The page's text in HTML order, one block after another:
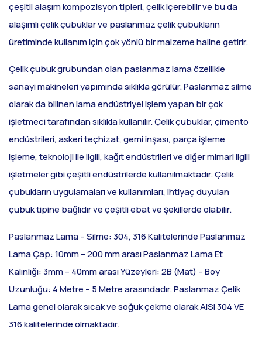
çeşitli alaşım kompozisyon tipleri, çelik içerebilir ve bu da
alaşımlı çelik çubuklar ve paslanmaz çelik çubukların
üretiminde kullanım için çok yönlü bir malzeme haline getirir.
Çelik çubuk grubundan olan paslanmaz lama özellikle
sanayi makineleri yapımında sıklıkla görülür. Paslanmaz silme
olarak da bilinen lama endüstriyel işlem yapan bir çok
işletmeci tarafından sıklıkla kullanılır. Çelik çubuklar, çimento
endüstrileri, askeri teçhizat, gemi inşası, parça işleme
işleme, teknoloji ile ilgili, kağıt endüstrileri ve diğer mimari ilgili
işletmeler gibi çeşitli endüstrilerde kullanılmaktadır. Çelik
çubukların uygulamaları ve kullanımları, ihtiyaç duyulan
çubuk tipine bağlıdır ve çeşitli ebat ve şekillerde olabilir.
Paslanmaz Lama – Silme: 304, 316 KalitelerindePaslanmaz
Lama Çap: 10mm – 200 mm arasıPaslanmaz Lama Et
Kalınlığı: 3mm – 40mm arasıYüzeyleri: 2B (Mat) –Boy
Uzunluğu: 4 Metre – 5 Metre arasındadır.Paslanmaz Çelik
Lama genel olarak sıcak ve soğuk çekme olarak AISI 304 VE
316 kalitelerinde olmaktadır.